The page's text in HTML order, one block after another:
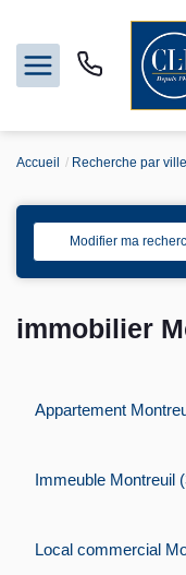
Louer
Syndic
Nos
Accueil Recherche par ville
Modifier ma
immobilier
Appartement
Immeuble Montreuil
Local commercial